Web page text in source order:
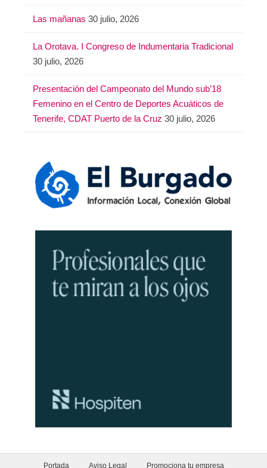
Las mañanas 30 julio, 2026
La Orotava. I Congreso de Indumentaria Tradicional
30 julio, 2026
Presentación del Campeonato del Mundo sub’18
Femenino en el Centro de Deportes Acuáticos de
Tenerife, CDAT Puerto de la Cruz 30 julio, 2026
Portada Aviso Legal Promociona tu empresa